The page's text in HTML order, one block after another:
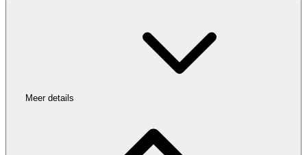
Meer details